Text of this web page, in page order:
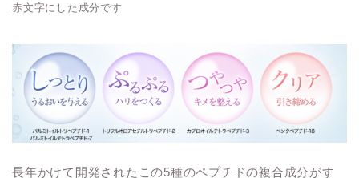
赤文字にした成分です
長年かけて開発されたこの5種のペプチドの複合成分がす